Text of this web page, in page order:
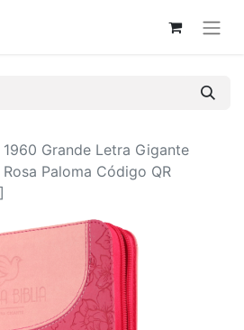
1960 Grande Letra Gigante
Paloma Código QR